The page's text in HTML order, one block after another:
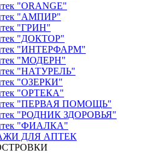
"ORANGE"
"АМПИР"
"ГРИН"
"ДОКТОР"
"ИНТЕРФАРМ"
"МОДЕРН"
"НАТУРЕЛЬ"
"ОЗЕРКИ"
"ОРТЕКА"
"ПЕРВАЯ ПОМОЩЬ"
"РОДНИК ЗДОРОВЬЯ"
"ФИАЛКА"
ДЛЯ АПТЕК